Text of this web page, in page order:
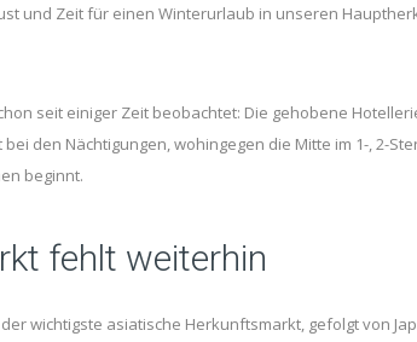
und Zeit für einen Winterurlaub in unseren
seit einiger Zeit beobachtet: Die gehobene
den Nächtigungen, wohingegen die Mitte im 1-, 2-
beginnt.
fehlt weiterhin
wichtigste asiatische Herkunftsmarkt, gefolgt von